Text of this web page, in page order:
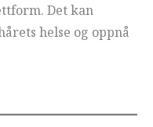
Det kan
helse og oppnå